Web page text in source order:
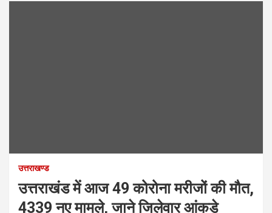
उत्तराखण्ड
उत्तराखंड में आज 49 कोरोना मरीजों की मौत,
4339 नए मामले, जाने जिलेवार आंकड़े